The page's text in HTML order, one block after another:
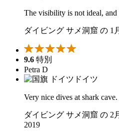
The visibility is not ideal, and
ダイビング サメ洞窟 の 1
9.6 特別
Petra D
ドイツ
Very nice dives at shark cave.
ダイビング サメ洞窟 の 2
2019